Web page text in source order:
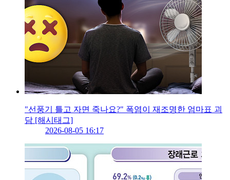
"선풍기 틀고 자면 죽나요?" 폭염이 재조명한 엄마표 괴
담 [해시태그]
2026-08-05 16:17